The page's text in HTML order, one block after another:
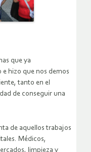
que ya
hizo que nos demos
tanto en el
de conseguir una
de aquellos trabajos
Médicos,
limpieza y